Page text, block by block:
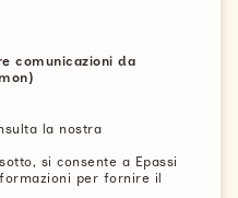
comunicazioni da
la nostra
si consente a Epassi
per fornire il